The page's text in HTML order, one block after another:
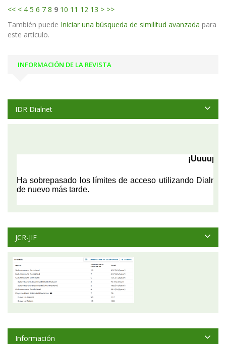
<< < 4 5 6 7 8 9 10 11 12 13 > >>
También puede Iniciar una búsqueda de similitud avanzada para
este artículo.
INFORMACIÓN DE LA REVISTA
IDR Dialnet
JCR-JIF
Información